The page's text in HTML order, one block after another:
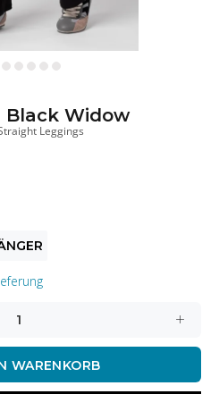
Black Widow
Leggings
WARENKORB